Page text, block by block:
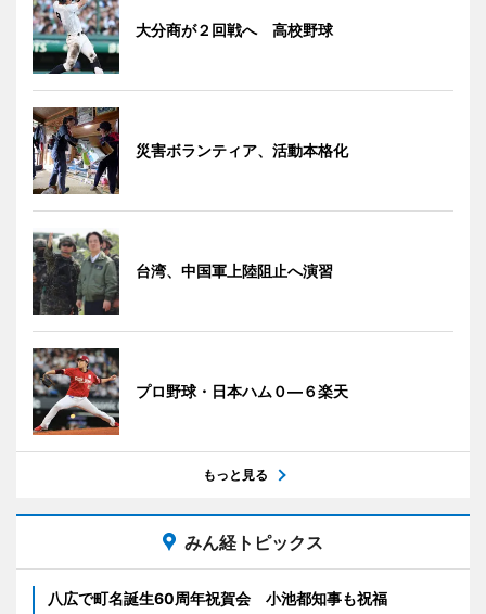
大分商が２回戦へ 高校野球
災害ボランティア、活動本格化
台湾、中国軍上陸阻止へ演習
プロ野球・日本ハム０―６楽天
もっと見る
みん経トピックス
八広で町名誕生60周年祝賀会 小池都知事も祝福